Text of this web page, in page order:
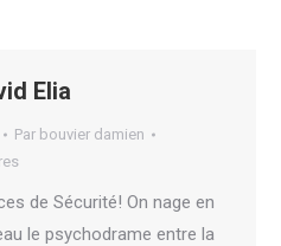
Elia
Par bouvier damien
de Sécurité! On nage en
le psychodrame entre la